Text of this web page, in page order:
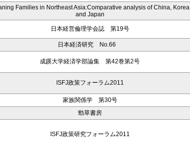
Families in Northeast Asia:Comparative analysis of China, Korea
and Japan
日本経営倫理学会誌 第19号
日本経済研究 No.66
成蹊大学経済学部論集 第42巻第2号
ISFJ政策フォーラム2011
家族関係学 第30号
勁草書房
ISFJ政策研究フォーラム2011